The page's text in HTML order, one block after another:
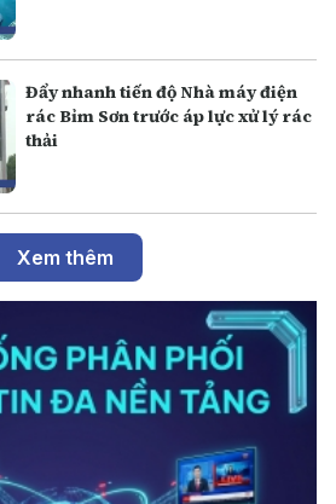
Đẩy nhanh tiến độ Nhà máy điện
rác Bỉm Sơn trước áp lực xử lý rác
thải
Xem thêm